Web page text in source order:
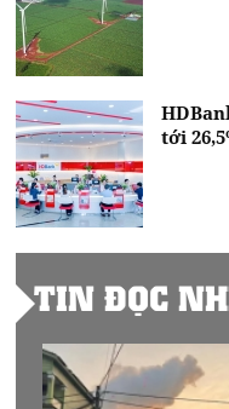
tới
TIN ĐỌC